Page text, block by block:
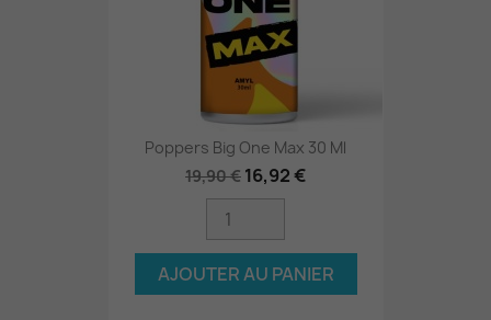
Poppers Big One Max 30 Ml
19,90 € 16,92 €
AJOUTER AU PANIER